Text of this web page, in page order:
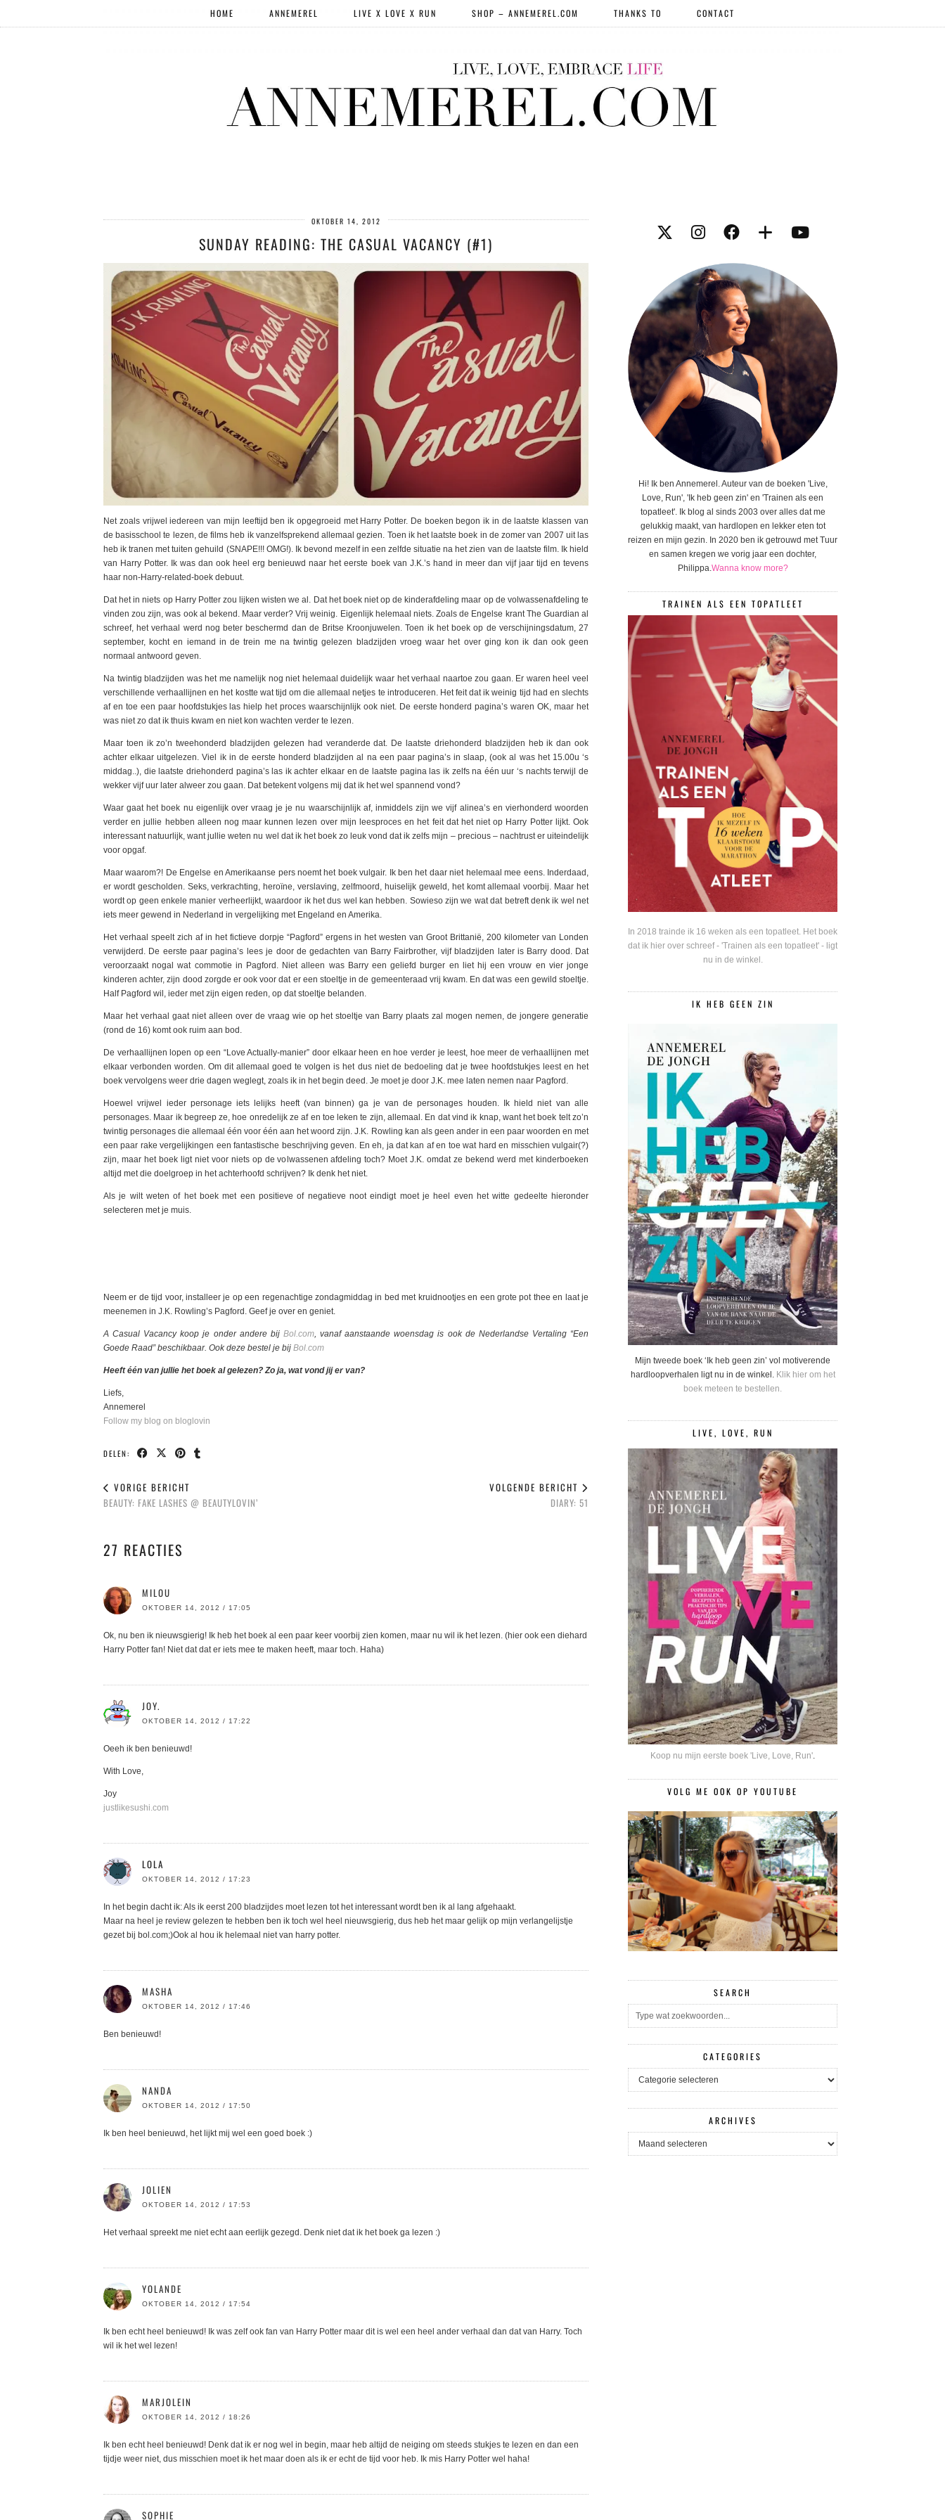
HOME ANNEMEREL LIVE X LOVE X RUN SHOP – ANNEMEREL.COM THANKS TO CONTACT
OKTOBER 14, 2012
SUNDAY READING: THE CASUAL VACANCY (#1)
Net zoals vrijwel iedereen van mijn leeftijd ben ik opgegroeid met Harry Potter. De boeken begon ik in de laatste klassen van
de basisschool te lezen, de films heb ik vanzelfsprekend allemaal gezien. Toen ik het laatste boek in de zomer van 2007 uit las
heb ik tranen met tuiten gehuild (SNAPE!!! OMG!). Ik bevond mezelf in een zelfde situatie na het zien van de laatste film. Ik hield
van Harry Potter. Ik was dan ook heel erg benieuwd naar het eerste boek van J.K.’s hand in meer dan vijf jaar tijd en tevens
haar non-Harry-related-boek debuut.
Dat het in niets op Harry Potter zou lijken wisten we al. Dat het boek niet op de kinderafdeling maar op de volwassenafdeling te
vinden zou zijn, was ook al bekend. Maar verder? Vrij weinig. Eigenlijk helemaal niets. Zoals de Engelse krant The Guardian al
schreef, het verhaal werd nog beter beschermd dan de Britse Kroonjuwelen. Toen ik het boek op de verschijningsdatum, 27
september, kocht en iemand in de trein me na twintig gelezen bladzijden vroeg waar het over ging kon ik dan ook geen
normaal antwoord geven.
Na twintig bladzijden was het me namelijk nog niet helemaal duidelijk waar het verhaal naartoe zou gaan. Er waren heel veel
verschillende verhaallijnen en het kostte wat tijd om die allemaal netjes te introduceren. Het feit dat ik weinig tijd had en slechts
af en toe een paar hoofdstukjes las hielp het proces waarschijnlijk ook niet. De eerste honderd pagina’s waren OK, maar het
was niet zo dat ik thuis kwam en niet kon wachten verder te lezen.
Maar toen ik zo’n tweehonderd bladzijden gelezen had veranderde dat. De laatste driehonderd bladzijden heb ik dan ook
achter elkaar uitgelezen. Viel ik in de eerste honderd bladzijden al na een paar pagina’s in slaap, (ook al was het 15.00u ‘s
middag..), die laatste driehonderd pagina’s las ik achter elkaar en de laatste pagina las ik zelfs na één uur ‘s nachts terwijl de
wekker vijf uur later alweer zou gaan. Dat betekent volgens mij dat ik het wel spannend vond?
Waar gaat het boek nu eigenlijk over vraag je je nu waarschijnlijk af, inmiddels zijn we vijf alinea’s en vierhonderd woorden
verder en jullie hebben alleen nog maar kunnen lezen over mijn leesproces en het feit dat het niet op Harry Potter lijkt. Ook
interessant natuurlijk, want jullie weten nu wel dat ik het boek zo leuk vond dat ik zelfs mijn – precious – nachtrust er uiteindelijk
voor opgaf.
Maar waarom?! De Engelse en Amerikaanse pers noemt het boek vulgair. Ik ben het daar niet helemaal mee eens. Inderdaad,
er wordt gescholden. Seks, verkrachting, heroïne, verslaving, zelfmoord, huiselijk geweld, het komt allemaal voorbij. Maar het
wordt op geen enkele manier verheerlijkt, waardoor ik het dus wel kan hebben. Sowieso zijn we wat dat betreft denk ik wel net
iets meer gewend in Nederland in vergelijking met Engeland en Amerika.
Het verhaal speelt zich af in het fictieve dorpje “Pagford” ergens in het westen van Groot Brittanië, 200 kilometer van Londen
verwijderd. De eerste paar pagina’s lees je door de gedachten van Barry Fairbrother, vijf bladzijden later is Barry dood. Dat
veroorzaakt nogal wat commotie in Pagford. Niet alleen was Barry een geliefd burger en liet hij een vrouw en vier jonge
kinderen achter, zijn dood zorgde er ook voor dat er een stoeltje in de gemeenteraad vrij kwam. En dat was een gewild stoeltje.
Half Pagford wil, ieder met zijn eigen reden, op dat stoeltje belanden.
Maar het verhaal gaat niet alleen over de vraag wie op het stoeltje van Barry plaats zal mogen nemen, de jongere generatie
(rond de 16) komt ook ruim aan bod.
De verhaallijnen lopen op een “Love Actually-manier” door elkaar heen en hoe verder je leest, hoe meer de verhaallijnen met
elkaar verbonden worden. Om dit allemaal goed te volgen is het dus niet de bedoeling dat je twee hoofdstukjes leest en het
boek vervolgens weer drie dagen weglegt, zoals ik in het begin deed. Je moet je door J.K. mee laten nemen naar Pagford.
Hoewel vrijwel ieder personage iets lelijks heeft (van binnen) ga je van de personages houden. Ik hield niet van alle
personages. Maar ik begreep ze, hoe onredelijk ze af en toe leken te zijn, allemaal. En dat vind ik knap, want het boek telt zo’n
twintig personages die allemaal één voor één aan het woord zijn. J.K. Rowling kan als geen ander in een paar woorden en met
een paar rake vergelijkingen een fantastische beschrijving geven. En eh, ja dat kan af en toe wat hard en misschien vulgair(?)
zijn, maar het boek ligt niet voor niets op de volwassenen afdeling toch? Moet J.K. omdat ze bekend werd met kinderboeken
altijd met die doelgroep in het achterhoofd schrijven? Ik denk het niet.
Als je wilt weten of het boek met een positieve of negatieve noot eindigt moet je heel even het witte gedeelte hieronder
selecteren met je muis.
Neem er de tijd voor, installeer je op een regenachtige zondagmiddag in bed met kruidnootjes en een grote pot thee en laat je
meenemen in J.K. Rowling’s Pagford. Geef je over en geniet.
A Casual Vacancy koop je onder andere bij Bol.com, vanaf aanstaande woensdag is ook de Nederlandse Vertaling “Een
Goede Raad” beschikbaar. Ook deze bestel je bij Bol.com
Heeft één van jullie het boek al gelezen? Zo ja, wat vond jij er van?
Liefs,
Annemerel
Follow my blog on bloglovin
DELEN:
VORIGE BERICHT
BEAUTY: FAKE LASHES @ BEAUTYLOVIN’
VOLGENDE BERICHT
DIARY: 51
27 REACTIES
MILOU
OKTOBER 14, 2012 / 17:05
Ok, nu ben ik nieuwsgierig! Ik heb het boek al een paar keer voorbij zien komen, maar nu wil ik het lezen. (hier ook een diehard
Harry Potter fan! Niet dat dat er iets mee te maken heeft, maar toch. Haha)
JOY.
OKTOBER 14, 2012 / 17:22
Oeeh ik ben benieuwd!
With Love,
Joy
justlikesushi.com
LOLA
OKTOBER 14, 2012 / 17:23
In het begin dacht ik: Als ik eerst 200 bladzijdes moet lezen tot het interessant wordt ben ik al lang afgehaakt.
Maar na heel je review gelezen te hebben ben ik toch wel heel nieuwsgierig, dus heb het maar gelijk op mijn verlangelijstje
gezet bij bol.com;)Ook al hou ik helemaal niet van harry potter.
MASHA
OKTOBER 14, 2012 / 17:46
Ben benieuwd!
NANDA
OKTOBER 14, 2012 / 17:50
Ik ben heel benieuwd, het lijkt mij wel een goed boek :)
JOLIEN
OKTOBER 14, 2012 / 17:53
Het verhaal spreekt me niet echt aan eerlijk gezegd. Denk niet dat ik het boek ga lezen :)
YOLANDE
OKTOBER 14, 2012 / 17:54
Ik ben echt heel benieuwd! Ik was zelf ook fan van Harry Potter maar dit is wel een heel ander verhaal dan dat van Harry. Toch
wil ik het wel lezen!
MARJOLEIN
OKTOBER 14, 2012 / 18:26
Ik ben echt heel benieuwd! Denk dat ik er nog wel in begin, maar heb altijd de neiging om steeds stukjes te lezen en dan een
tijdje weer niet, dus misschien moet ik het maar doen als ik er echt de tijd voor heb. Ik mis Harry Potter wel haha!
SOPHIE
Hi! Ik ben Annemerel. Auteur van de boeken 'Live,
Love, Run', 'Ik heb geen zin' en 'Trainen als een
topatleet'. Ik blog al sinds 2003 over alles dat me
gelukkig maakt, van hardlopen en lekker eten tot
reizen en mijn gezin. In 2020 ben ik getrouwd met Tuur
en samen kregen we vorig jaar een dochter,
Philippa.Wanna know more?
TRAINEN ALS EEN TOPATLEET
In 2018 trainde ik 16 weken als een topatleet. Het boek
dat ik hier over schreef - 'Trainen als een topatleet' - ligt
nu in de winkel.
IK HEB GEEN ZIN
Mijn tweede boek ‘Ik heb geen zin’ vol motiverende
hardloopverhalen ligt nu in de winkel. Klik hier om het
boek meteen te bestellen.
LIVE, LOVE, RUN
Koop nu mijn eerste boek 'Live, Love, Run'.
VOLG ME OOK OP YOUTUBE
SEARCH
CATEGORIES
CATEGORIES
ARCHIVES
ARCHIVES